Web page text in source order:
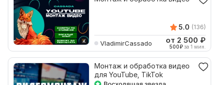
5.0 (136)
VladimirCassado от 2 500 ₽
500₽ за 1 мин.
Монтаж и обработка видео
для YouTube, TikTok